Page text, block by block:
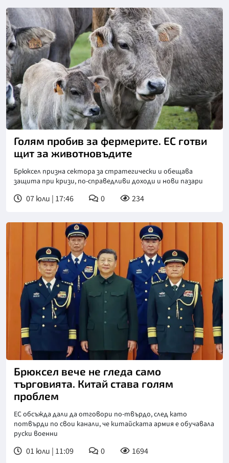
Голям пробив за фермерите. ЕС готви
щит за животновъдите
Брюксел призна сектора за стратегически и обещава
защита при кризи, по-справедливи доходи и нови пазари
07 юли | 17:46 0 234
Снимка: Синхуа
Брюксел вече не гледа само
търговията. Китай става голям
проблем
ЕС обсъжда дали да отговори по-твърдо, след като
потвърди по свои канали, че китайската армия е обучавала
руски военни
01 юли | 11:09 0 1694